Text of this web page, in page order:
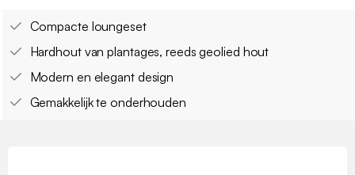
Compacte loungeset
Hardhout van plantages, reeds geolied hout
Modern en elegant design
Gemakkelijk te onderhouden